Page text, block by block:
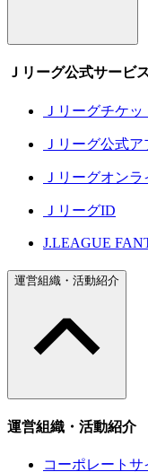
Ｊリーグ公式サービ
Ｊリーグチケッ
Ｊリーグ公式ア
Ｊリーグオン
ＪリーグID
J.LEAGUE
運営組織・活動紹介
運営組織・活動紹介
コーポレートサ